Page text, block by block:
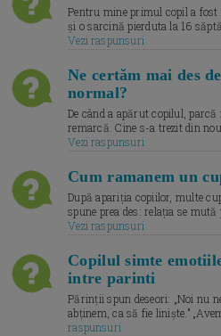
Pentru mine primul copil a
și o sarcină pierduta la 16
Vezi raspunsuri
Ne certăm mai des
normal?
De când a apărut copilul,
remarcă. Cine s-a trezit din
Vezi raspunsuri
Cum ramanem un
După apariția copiilor, multe
spune prea des: relația se
Vezi raspunsuri
Copilul simte
intre parinti
Părinții spun deseori: „Noi nu
abținem, ca să fie liniște.”
raspunsuri